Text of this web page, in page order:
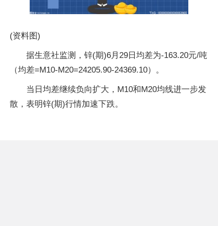
(资料图)
据生意社监测，锌(期)6月29日均差为-163.20元/吨
（均差=M10-M20=24205.90-24369.10）。
当日均差继续负向扩大，M10和M20均线进一步发
散，表明锌(期)行情加速下跌。